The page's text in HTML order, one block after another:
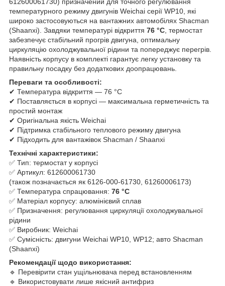
температурного режиму двигунів Weichai серії WP10, які
широко застосовуються на вантажних автомобілях Shacman
(Shaanxi). Завдяки температурі відкриття 76 °C , термостат
забезпечує стабільний прогрів двигуна, оптимальну
циркуляцію охолоджувальної рідини та попереджує перегрів.
Наявність корпусу в комплекті гарантує легку установку та
правильну посадку без додаткових доопрацювань.
Переваги та особливості:
✔ Температура відкриття — 76 °C
✔ Поставляється в корпусі — максимальна герметичність та
простий монтаж
✔ Оригінальна якість Weichai
✔ Підтримка стабільного теплового режиму двигуна
✔ Підходить для вантажівок Shacman / Shaanxi
Технічні характеристики:
✅ Тип: термостат у корпусі
✅ Артикул: 612600061730
(також позначається як 6126-000-61730, 61260006173)
✅ Температура спрацювання: 76 °C
✅ Матеріал корпусу: алюмінієвий сплав
✅ Призначення: регулювання циркуляції охолоджувальної
рідини
✅ Виробник: Weichai
✅ Сумісність: двигуни Weichai WP10, WP12; авто Shacman
(Shaanxi)
Рекомендації щодо використання:
🔹 Перевірити стан ущільнювача перед встановленням
🔹 Використовувати лише якісний антифриз